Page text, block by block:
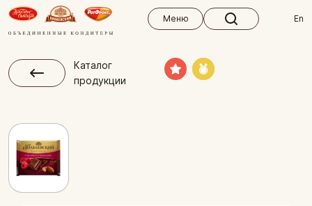
Меню
En
Каталог
продукции